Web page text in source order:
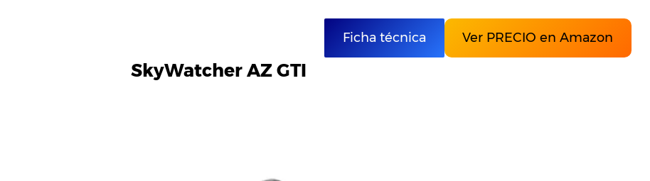
Ficha técnica Ver PRECIO en Amazon
SkyWatcher AZ GTI